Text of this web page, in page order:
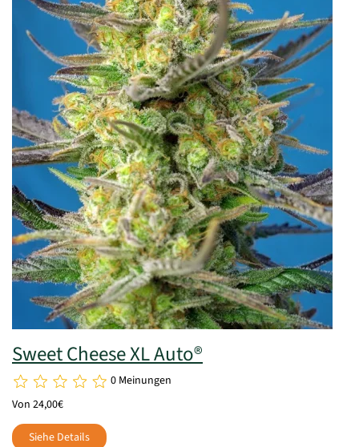
Sweet Cheese XL Auto®
0 Meinungen
Von 24,00€
Siehe Details